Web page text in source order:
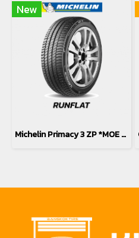
New
Michelin Primacy 3 ZP *MOE *Runflat 245/40R19